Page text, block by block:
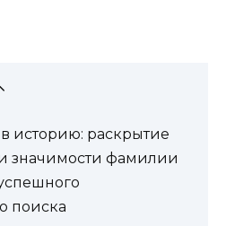
историю: раскрытие
значимости фамилии
поиска